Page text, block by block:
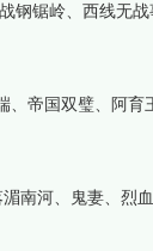
锯岭、西线无
帝国双璧、阿
南河、鬼妻、烈